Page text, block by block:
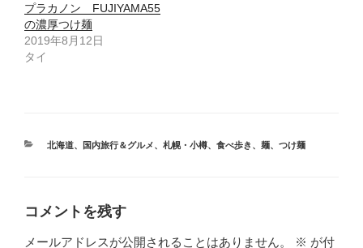
プラカノン FUJIYAMA55
の濃厚つけ麺
2019年8月12日
タイ
カ
北海道、 国内旅行＆グルメ、 札幌・小樽、 食べ歩き 、 麺、 つけ麺
コメントを残す
メールアドレスが公開されることはありません。 ※ が付